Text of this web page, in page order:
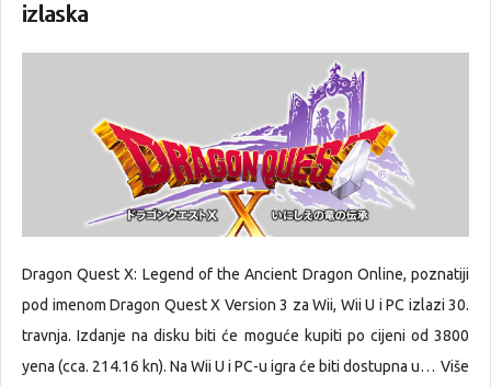
izlaska
Dragon Quest X: Legend of the Ancient Dragon Online, poznatiji
pod imenom Dragon Quest X Version 3 za Wii, Wii U i PC izlazi 30.
travnja. Izdanje na disku biti će moguće kupiti po cijeni od 3800
yena (cca. 214.16 kn). Na Wii U i PC-u igra će biti dostupna u… Više